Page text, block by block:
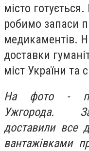
місто
робимо запаси
медикаментів.
доставки
міст України та
На фото -
Ужгорода.
доставили все
вантажівками